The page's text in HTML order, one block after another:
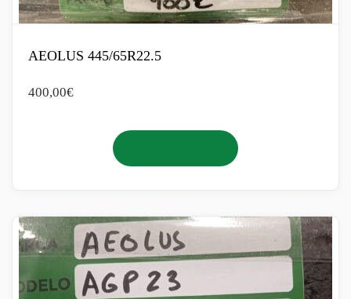
AEOLUS 445/65R22.5
400,00€